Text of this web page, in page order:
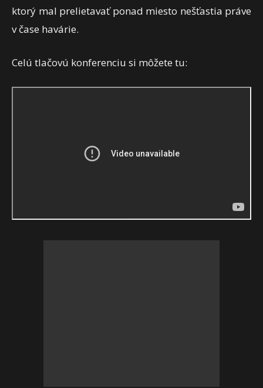
ktorý mal prelietavať ponad miesto nešťastia práve
v čase havárie.
Celú tlačovú konferenciu si môžete tu: